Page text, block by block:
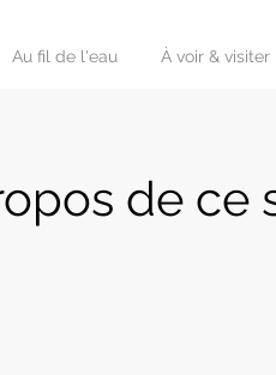
Au fil de l'eau À voir & visiter
de ce